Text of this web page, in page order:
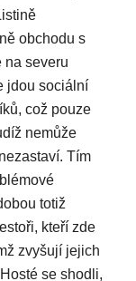
obchodu s
na severu
jdou sociální
což pouze
nemůže
Tím
totiž
kteří zde
zvyšují jejich
se shodli,